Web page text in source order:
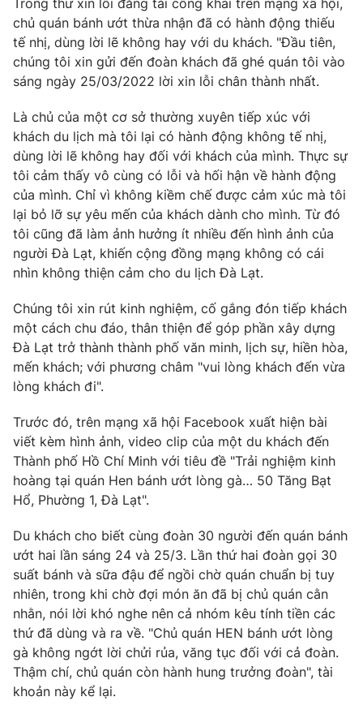
Photo Infographic
Video Shorts video
VTV Money VTV Thể thao
VTV Sức khoẻ Bất động sản
Thị trường 24h Tấm lòng Việt
VTV4 Vươn mình bằng AI
VTV9 VTV8
Liên hệ tòa soạn English
THỜI BÁO VTV
Cơ quan chủ quản:
Đài Truyền hình Việt Nam
Cơ quan báo chí:Thời báo VTV
Giấy phép hoạt động báo in và báo điện tử số 483/GP-BTTTT
cấp ngày 29/12/2023
Tổng Biên tập:Vũ Thanh Thủy
Phó Tổng Biên tập:Nguyễn Thị Mỹ Hạnh, Phạm Quốc Thắng,
Nguyễn Trọng Ninh
chủ quán bánh ướt thừa nhận đã có hành động thiếu
tế nhị, dùng lời lẽ không hay với du khách. "Đầu tiên,
chúng tôi xin gửi đến đoàn khách đã ghé quán tôi vào
sáng ngày 25/03/2022 lời xin lỗi chân thành nhất.
Là chủ của một cơ sở thường xuyên tiếp xúc với
khách du lịch mà tôi lại có hành động không tế nhị,
dùng lời lẽ không hay đối với khách của mình. Thực sự
tôi cảm thấy vô cùng có lỗi và hối hận về hành động
của mình. Chỉ vì không kiềm chế được cảm xúc mà tôi
lại bỏ lỡ sự yêu mến của khách dành cho mình. Từ đó
tôi cũng đã làm ảnh hưởng ít nhiều đến hình ảnh của
người Đà Lạt, khiến cộng đồng mạng không có cái
nhìn không thiện cảm cho du lịch Đà Lạt.
Chúng tôi xin rút kinh nghiệm, cố gắng đón tiếp khách
một cách chu đáo, thân thiện để góp phần xây dựng
Đà Lạt trở thành thành phố văn minh, lịch sự, hiền hòa,
mến khách; với phương châm "vui lòng khách đến vừa
lòng khách đi".
Trước đó, trên mạng xã hội Facebook xuất hiện bài
viết kèm hình ảnh, video clip của một du khách đến
Thành phố Hồ Chí Minh với tiêu đề "Trải nghiệm kinh
hoàng tại quán Hen bánh ướt lòng gà… 50 Tăng Bạt
Hổ, Phường 1, Đà Lạt".
Du khách cho biết cùng đoàn 30 người đến quán bánh
ướt hai lần sáng 24 và 25/3. Lần thứ hai đoàn gọi 30
suất bánh và sữa đậu để ngồi chờ quán chuẩn bị tuy
nhiên, trong khi chờ đợi món ăn đã bị chủ quán cằn
nhằn, nói lời khó nghe nên cả nhóm kêu tính tiền các
thứ đã dùng và ra về. "Chủ quán HEN bánh ướt lòng
gà không ngớt lời chửi rủa, văng tục đối với cả đoàn.
Thậm chí, chủ quán còn hành hung trưởng đoàn", tài
khoản này kể lại.